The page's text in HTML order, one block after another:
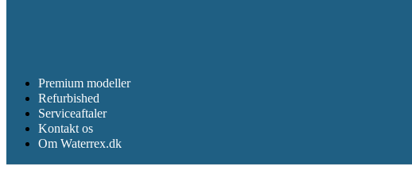
Premium modeller
Refurbished
Serviceaftaler
Kontakt os
Om Waterrex.dk